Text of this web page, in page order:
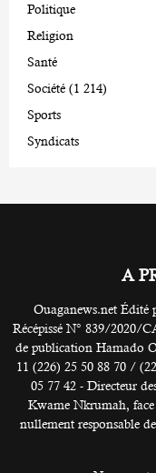
Politique
Religion
Santé
Société (1 214)
Sports
Syndicats
A
Ouaganews.net
Récépissé N° 839/2020/
de publication Hamado
11 (226) 25 50 88 70 /
05 77 42 - Directeur
Kwame Nkrumah, face
nullement responsable